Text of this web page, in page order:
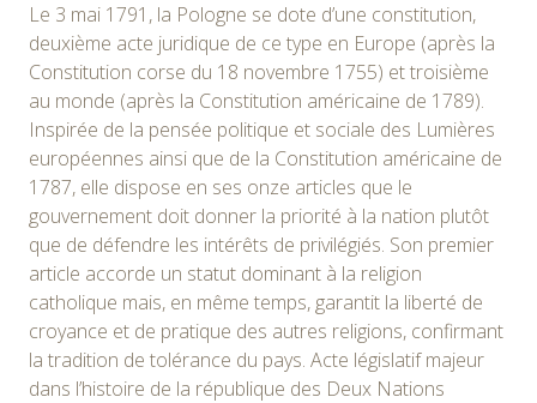
Le 3 mai 1791, la Pologne se dote d’une constitution,
deuxième acte juridique de ce type en Europe (après la
Constitution corse du 18 novembre 1755) et troisième
au monde (après la Constitution américaine de 1789).
Inspirée de la pensée politique et sociale des Lumières
européennes ainsi que de la Constitution américaine de
1787, elle dispose en ses onze articles que le
gouvernement doit donner la priorité à la nation plutôt
que de défendre les intérêts de privilégiés. Son premier
article accorde un statut dominant à la religion
catholique mais, en même temps, garantit la liberté de
croyance et de pratique des autres religions, confirmant
la tradition de tolérance du pays. Acte législatif majeur
dans l’histoire de la république des Deux Nations